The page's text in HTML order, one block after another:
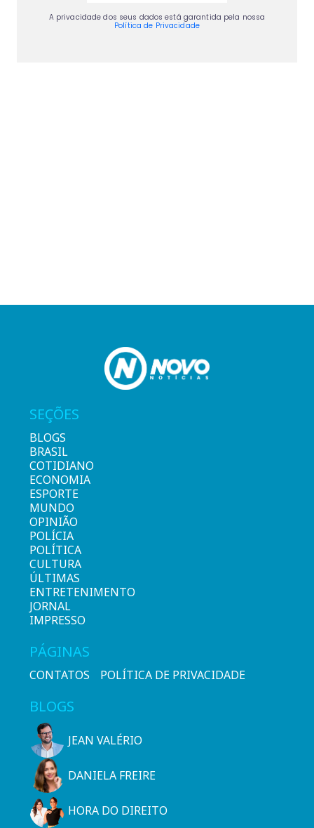
A privacidade dos seus dados está garantida pela nossa
Política de Privacidade
SEÇÕES
BLOGS
BRASIL
COTIDIANO
ECONOMIA
ESPORTE
MUNDO
OPINIÃO
POLÍCIA
POLÍTICA
CULTURA
ÚLTIMAS
ENTRETENIMENTO
JORNAL
IMPRESSO
PÁGINAS
CONTATOS POLÍTICA DE PRIVACIDADE
BLOGS
JEAN VALÉRIO
DANIELA FREIRE
HORA DO DIREITO